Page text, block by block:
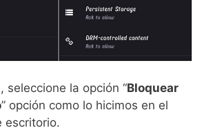
seleccione la opción “Bloquear
” opción como lo hicimos en el
escritorio.